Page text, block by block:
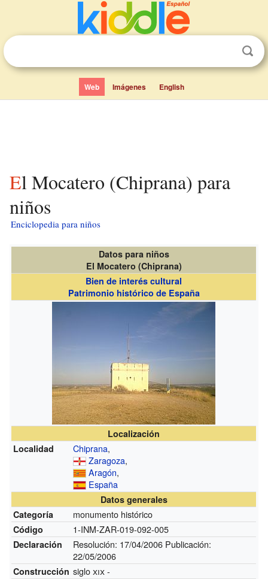
Web Imágenes English
El Mocatero (Chiprana) para
niños
Enciclopedia para niños
Datos para niños
El Mocatero (Chiprana)
Bien de interés cultural
Patrimonio histórico de España
Localización
Localidad
Chiprana,
Zaragoza,
Aragón,
España
Datos generales
Categoría
monumento histórico
Código 1-INM-ZAR-019-092-005
Declaración
Resolución: 17/04/2006 Publicación:
22/05/2006
Construcción sigloxix-